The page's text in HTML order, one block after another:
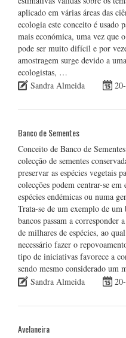
aplicado em várias áreas das
ecologia este conceito é usado
mais económica, uma vez que
pode ser muito difícil e por
amostragem surge devido a
ecologistas, …
Sandra Almeida
Banco de Sementes
Conceito de Banco de
colecção de sementes
preservar as espécies vegetais
colecções podem centrar-se
espécies endémicas ou numa
Trata-se de um exemplo de um
bancos passam a
de milhares de espécies, ao
necessário fazer o
tipo de iniciativas favorece a
sendo mesmo considerado um
Sandra Almeida
Avelaneira